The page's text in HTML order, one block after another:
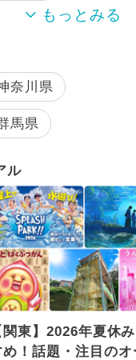
キャラクター
奈川県
馬県
ル
関東】2026年夏休
め！話題・注目のオ